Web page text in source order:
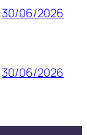
30/06/2026
30/06/2026